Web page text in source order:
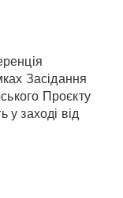
Засідання
Проєкту
у заході від